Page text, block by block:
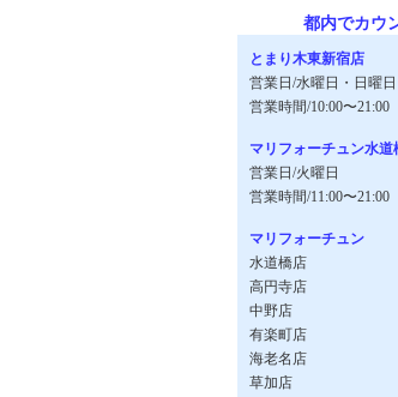
都内でカウ
とまり木東新宿店
営業日/水曜日・日曜
営業時間/10:00〜21:00
マリフォーチュン水道
営業日/火曜日
営業時間/11:00〜21:00
マリフォーチュン
水道橋店
高円寺店
中野店
有楽町店
海老名店
草加店